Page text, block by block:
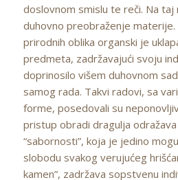
doslovnom smislu te reči. Na taj
duhovno preobraženje materije.
prirodnih oblika organski je
predmeta, zadržavajući svoju
doprinosilo višem duhovnom
samog rada. Takvi radovi, sa
forme, posedovali su
pristup obradi dragulja
“sabornosti”, koja je jedino
slobodu svakog verujućeg
kamen”, zadržava sopstvenu